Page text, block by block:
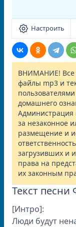
Настроить
ВНИМАНИЕ! Все
файлы mp3 и
домашнего
Администрация
за незаконное
размещение и
загрузивших и
права на
их законным
Текст песни
[Интро]:
Люди будут